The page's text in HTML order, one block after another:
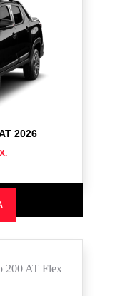
2026
200 AT Flex